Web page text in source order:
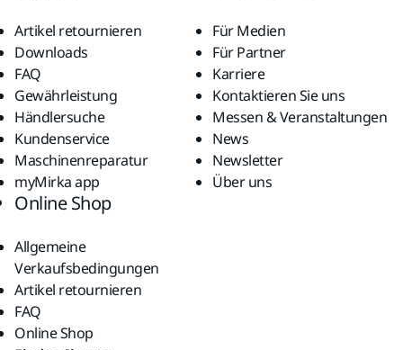
Artikel retournieren
Downloads
FAQ
Gewährleistung
Händlersuche
Kundenservice
Maschinenreparatur
myMirka app
Für Medien
Für Partner
Karriere
Kontaktieren Sie uns
Messen & Veranstaltungen
News
Newsletter
Über uns
Online Shop
Allgemeine
Verkaufsbedingungen
Artikel retournieren
FAQ
Online Shop